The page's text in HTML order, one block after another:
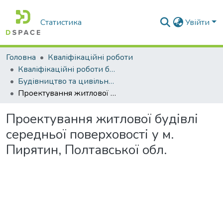
Статистика Увійти
Головна
Кваліфікаційні роботи
Кваліфікаційні роботи бакалаврів
Будівництво та цивільна інженерія
Проектування житлової будівлі середньої поверховості у м. Пирятин, Полтавської обл.
Проектування житлової будівлі
середньої поверховості у м.
Пирятин, Полтавської обл.